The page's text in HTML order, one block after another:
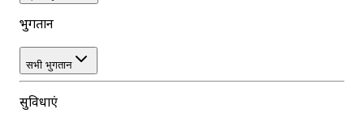
भुगतान
सभी भुगतान
सुविधाएं